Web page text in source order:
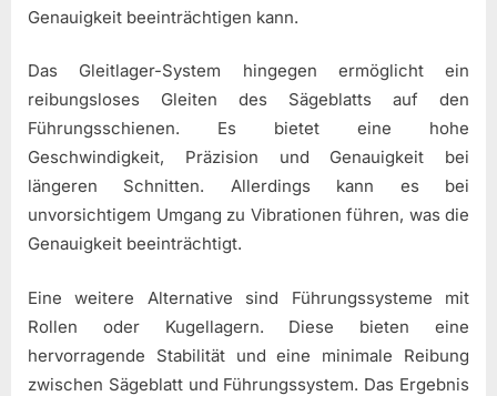
Genauigkeit beeinträchtigen kann.
Das Gleitlager-System hingegen ermöglicht ein
reibungsloses Gleiten des Sägeblatts auf den
Führungsschienen. Es bietet eine hohe
Geschwindigkeit, Präzision und Genauigkeit bei
längeren Schnitten. Allerdings kann es bei
unvorsichtigem Umgang zu Vibrationen führen, was die
Genauigkeit beeinträchtigt.
Eine weitere Alternative sind Führungssysteme mit
Rollen oder Kugellagern. Diese bieten eine
hervorragende Stabilität und eine minimale Reibung
zwischen Sägeblatt und Führungssystem. Das Ergebnis